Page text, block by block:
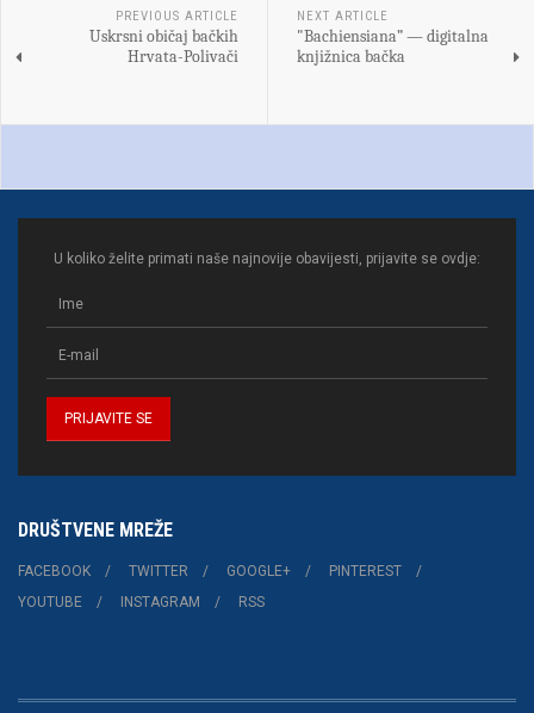
PREVIOUS ARTICLE
Uskrsni običaj bačkih
Hrvata-Polivači
NEXT ARTICLE
"Bachiensiana” — digitalna
knjižnica bačka
U koliko želite primati naše najnovije obavijesti, prijavite se ovdje:
DRUŠTVENE MREŽE
FACEBOOK TWITTER GOOGLE+
PINTEREST
YOUTUBE
INSTAGRAM RSS